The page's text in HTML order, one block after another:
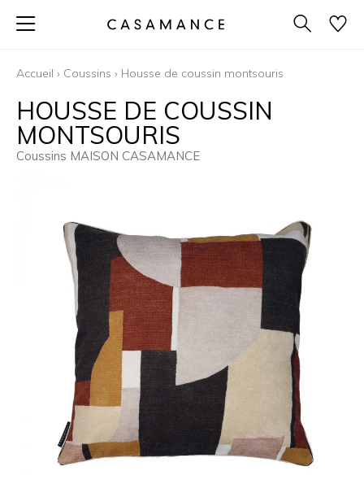
Accueil › Coussins › Housse de coussin montsouris
HOUSSE DE COUSSIN
MONTSOURIS
Coussins MAISON CASAMANCE